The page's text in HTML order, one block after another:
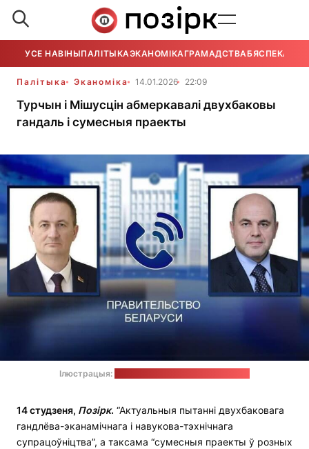
УСЕ НАВІНЫПАЛІТЫКАЭКАНОМІКАГРАМАДСТВАБЯСПЕКА
Палітыка Эканоміка 14.01.2026 22:09
Турчын і Мішусцін абмеркавалі двухбаковы
гандаль і сумесныя праекты
Ілюстрацыя:
14 студзеня, Позірк. “Актуальныя пытанні двухбаковага
гандлёва-эканамічнага і навукова-тэхнічнага
супрацоўніцтва”, а таксама “сумесныя праекты ў розных